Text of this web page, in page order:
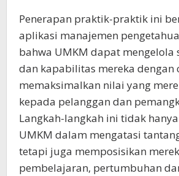
Penerapan praktik-praktik ini
aplikasi manajemen
bahwa UMKM dapat mengelola
dan kapabilitas mereka dengan
memaksimalkan nilai yang
kepada pelanggan dan
Langkah-langkah ini tidak
UMKM dalam mengatasi
tetapi juga memposisikan
pembelajaran, pertumbuhan